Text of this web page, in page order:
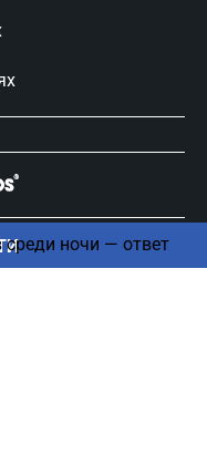
ночи — ответ